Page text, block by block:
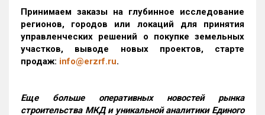
Принимаем заказы на глубинное исследование
регионов, городов или локаций для принятия
управленческих решений о покупке земельных
участков, выводе новых проектов, старте
продаж: info@erzrf.ru.
Еще больше оперативных новостей рынка
строительства МКД и уникальной аналитики Единого